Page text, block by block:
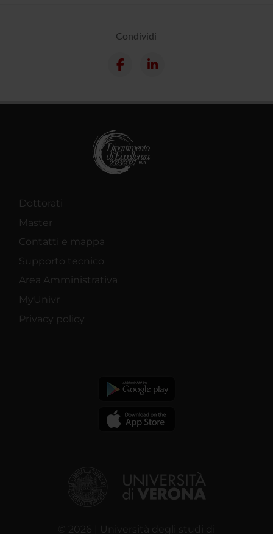
Condividi
Dottorati
Master
Contatti e mappa
Supporto tecnico
Area Amministrativa
MyUnivr
Privacy policy
© 2026 | Università degli studi di